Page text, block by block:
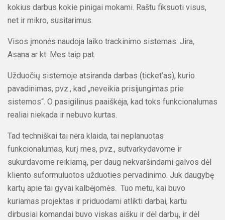
kokius darbus kokie pinigai mokami. Raštu fiksuoti visus,
net ir mikro, susitarimus.
Visos įmonės naudoja laiko trackinimo sistemas: Jira,
Asana ar kt. Mes taip pat.
Užduočių sistemoje atsiranda darbas (ticket’as), kurio
pavadinimas, pvz., kad „neveikia prisijungimas prie
sistemos“. O pasigilinus paaiškėja, kad toks funkcionalumas
realiai niekada ir nebuvo kurtas.
Tad techniškai tai nėra klaida, tai neplanuotas
funkcionalumas, kurį mes, pvz., sutvarkydavome ir
sukurdavome reikiamą, per daug nekvaršindami galvos dėl
kliento suformuluotos užduoties pervadinimo. Juk daugybę
kartų apie tai gyvai kalbėjomės. Tuo metu, kai buvo
kuriamas projektas ir priduodami atlikti darbai, kartu
dirbusiai komandai buvo viskas aišku ir dėl darbų, ir dėl